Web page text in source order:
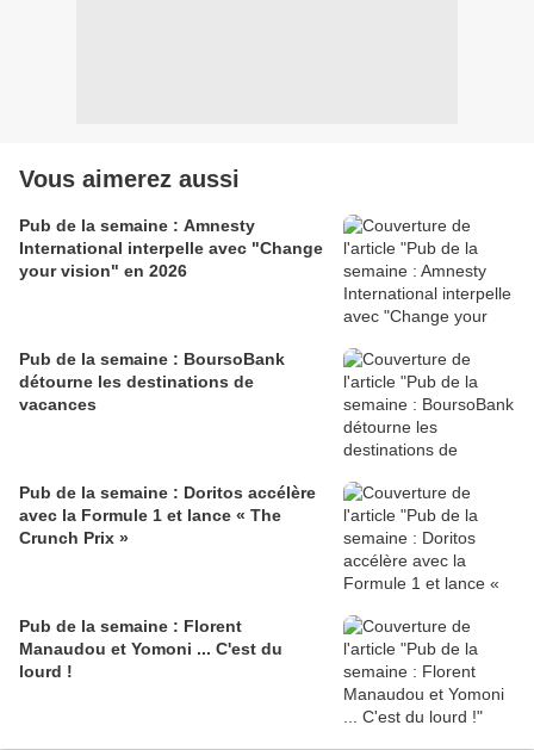
Vous aimerez aussi
Pub de la semaine : Amnesty
International interpelle avec "Change
your vision" en 2026
Pub de la semaine : BoursoBank
détourne les destinations de
vacances
Pub de la semaine : Doritos accélère
avec la Formule 1 et lance « The
Crunch Prix »
Pub de la semaine : Florent
Manaudou et Yomoni ... C'est du
lourd !